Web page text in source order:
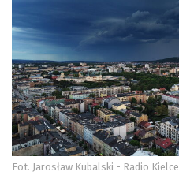
Fot. Jarosław Kubalski - Radio Kielce